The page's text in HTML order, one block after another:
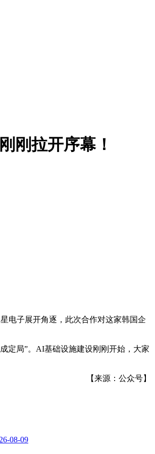
刚拉开序幕！
电子展开角逐，此次合作对这家韩国企
定局”。AI基础设施建设刚刚开始，大家
【来源：公众号】
08-09